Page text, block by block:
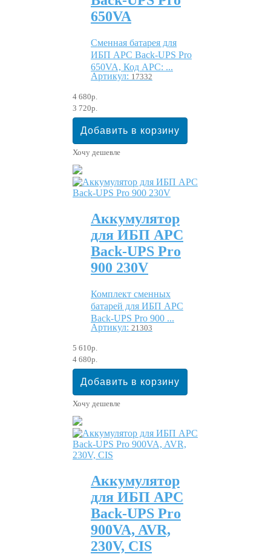
650VA
Сменная батарея для
ИБП APC Back-UPS Pro
650VA, Код APC: ...
Артикул: 17332
4 680р.
3 720р.
Хочу дешевле
Аккумулятор
для ИБП APC
Back-UPS Pro
900 230V
Комплект сменных
батарей для ИБП APC
Back-UPS Pro 900 ...
Артикул: 21303
5 610р.
4 680р.
Хочу дешевле
Аккумулятор
для ИБП APC
Back-UPS Pro
900VA, AVR,
230V, CIS